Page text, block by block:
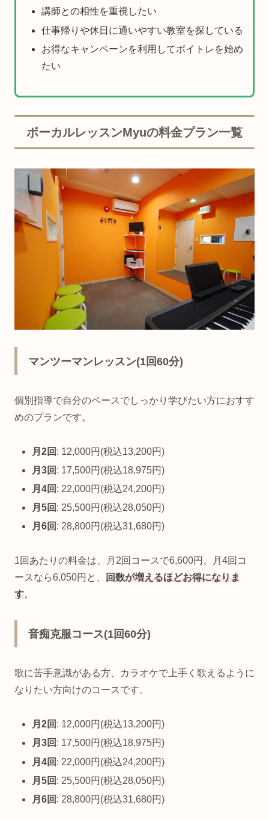
講師との相性を重視したい
仕事帰りや休日に通いやすい教室を探している
お得なキャンペーンを利用してボイトレを始め
たい
ボーカルレッスンMyuの料金プラン一覧
マンツーマンレッスン(1回60分)
個別指導で自分のペースでしっかり学びたい方におすす
めのプランです。
月2回 : 12,000円(税込13,200円)
月3回 : 17,500円(税込18,975円)
月4回 : 22,000円(税込24,200円)
月5回 : 25,500円(税込28,050円)
月6回 : 28,800円(税込31,680円)
1回あたりの料金は、月2回コースで6,600円、月4回コ
ースなら6,050円と、 回数が増えるほどお得になりま
す。
音痴克服コース(1回60分)
歌に苦手意識がある方、カラオケで上手く歌えるように
なりたい方向けのコースです。
月2回 : 12,000円(税込13,200円)
月3回 : 17,500円(税込18,975円)
月4回 : 22,000円(税込24,200円)
月5回 : 25,500円(税込28,050円)
月6回 : 28,800円(税込31,680円)